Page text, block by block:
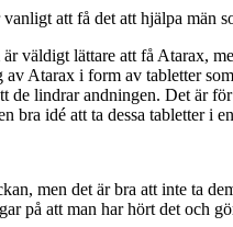
att få det att hjälpa män
väldigt lättare att få Atarax,
Atarax i form av tabletter
lindrar andningen. Det är
bra idé att ta dessa tabletter i
men det är bra att inte ta
på att man har hört det och